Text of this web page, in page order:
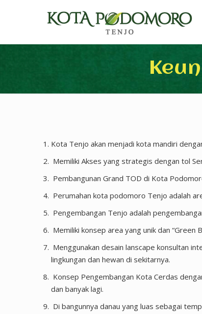
Kota Tenjo akan menjadi kota mandiri
Memiliki Akses yang strategis dengan tol
Pembangunan Grand TOD di Kota
Perumahan kota podomoro Tenjo adalah
Pengembangan Tenjo adalah
Memiliki konsep area yang unik dan
Menggunakan desain lanscape konsultan
lingkungan dan hewan di sekitarnya.
Konsep Pengembangan Kota Cerdas
dan banyak lagi.
Di bangunnya danau yang luas sebagai